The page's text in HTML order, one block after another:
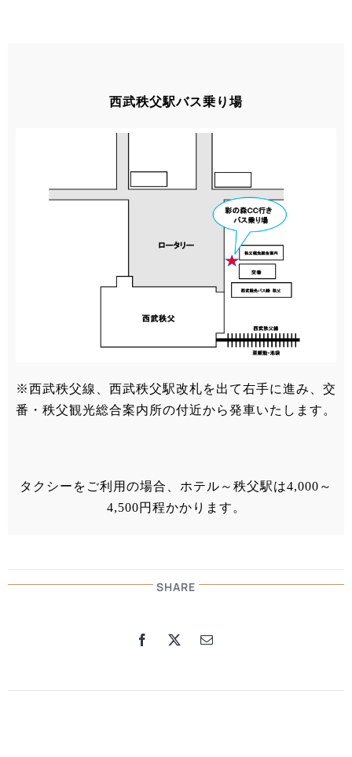
SHARE
西武秩父駅バス乗り場
※西武秩父線、西武秩父駅改札を出て右手に進み、交
番・秩父観光総合案内所の付近から発車いたします。
タクシーをご利用の場合、ホテル～秩父駅は4,000～
4,500円程かかります。